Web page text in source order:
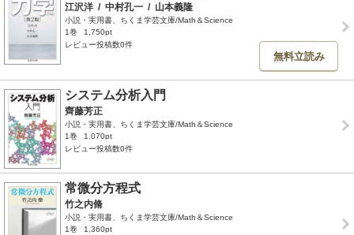
江沢洋 / 中村孔一 / 山本義隆
小説・実用書、ちくま学芸文庫/Math＆Science
1巻
1,750pt
レビュー投稿数0件
無料立読み
システム分析入門
齊藤芳正
小説・実用書、ちくま学芸文庫/Math＆Science
1巻
1,070pt
レビュー投稿数0件
常微分方程式
竹之内脩
小説・実用書、ちくま学芸文庫/Math＆Science
1巻
1,360pt